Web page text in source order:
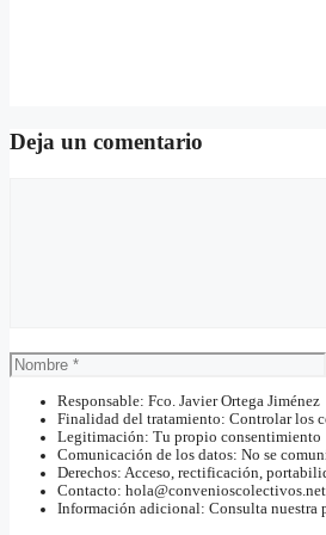
Deja un comentario
Nombre
Responsable: Fco. Javier Ortega Jiménez
Finalidad del tratamiento: Controlar los
Legitimación: Tu propio consentimiento
Comunicación de los datos: No se
Derechos: Acceso, rectificación,
Contacto: hola@convenioscolectivos.net
Información adicional: Consulta nuestra